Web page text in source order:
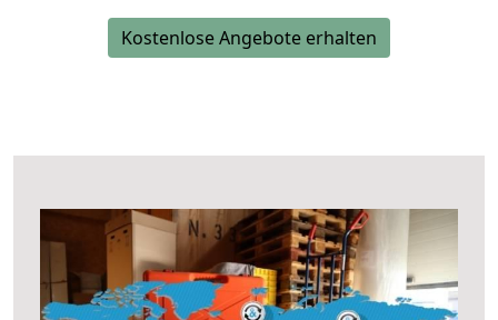
Kostenlose Angebote erhalten